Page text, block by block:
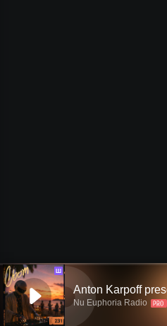
Ш
Nu Euphoria Radio